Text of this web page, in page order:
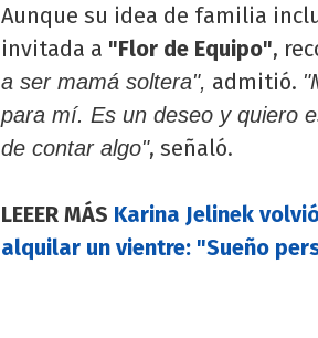
Aunque su idea de familia
invitada a "Flor de Equipo",
a ser mamá soltera", admitió.
para mí. Es un deseo y quiero
de contar algo", señaló.
LEEER MÁS Karina Jelinek
alquilar un vientre: "Sueño